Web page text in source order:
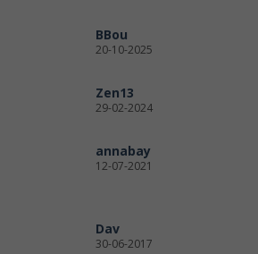
BBou
20-10-2025
Zen13
29-02-2024
annabay
12-07-2021
Dav
30-06-2017